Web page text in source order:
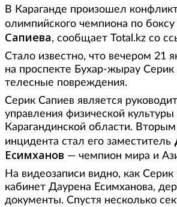
В Караганде произошел
олимпийского чемпиона по боксу
Сапиева, сообщает Total.kz со
Стало известно, что вечером 21
на проспекте Бухар-жырау
телесные повреждения.
Серик Сапиев является
управления физической культуры
Карагандинской области.
инцидента стал его заместитель
Есимханов — чемпион мира и
На видеозаписи видно, как Серик
кабинет Даурена Есимханова,
документы. Спустя несколько